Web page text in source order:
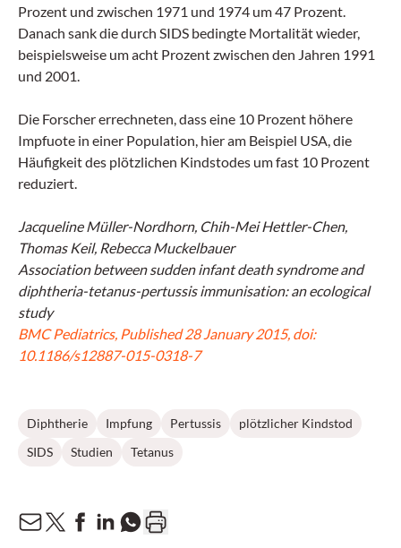
Prozent und zwischen 1971 und 1974 um 47 Prozent.
Danach sank die durch SIDS bedingte Mortalität wieder,
beispielsweise um acht Prozent zwischen den Jahren 1991
und 2001.
Die Forscher errechneten, dass eine 10 Prozent höhere
Impfuote in einer Population, hier am Beispiel USA, die
Häufigkeit des plötzlichen Kindstodes um fast 10 Prozent
reduziert.
Jacqueline Müller-Nordhorn, Chih-Mei Hettler-Chen,
Thomas Keil, Rebecca Muckelbauer
Association between sudden infant death syndrome and
diphtheria-tetanus-pertussis immunisation: an ecological
study
BMC Pediatrics, Published 28 January 2015, doi:
10.1186/s12887-015-0318-7
Diphtherie Impfung Pertussis
plötzlicher Kindstod
SIDS
Studien Tetanus